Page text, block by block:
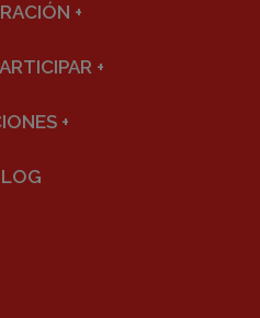
+
+
+